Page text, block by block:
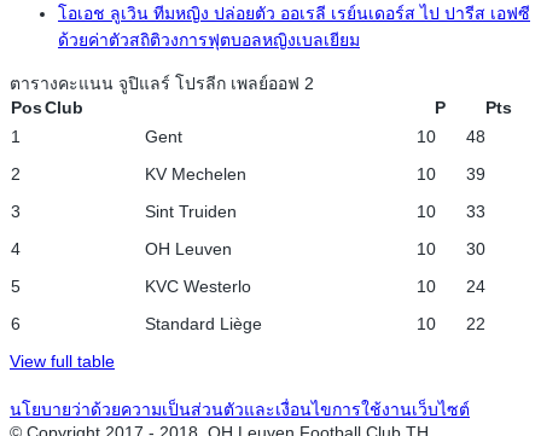
โอเอช ลูเวิน ทีมหญิง ปล่อยตัว ออเรลี เรย์นเดอร์ส ไป ปารีส เอฟซี
ด้วยค่าตัวสถิติวงการฟุตบอลหญิงเบลเยียม
ตารางคะแนน จูปิแลร์ โปรลีก เพลย์ออฟ 2
PosClub P
Pts
1
Gent 10
48
2
KV Mechelen 10
39
3
Sint Truiden 10
33
4
OH Leuven 10
30
5
KVC Westerlo 10
24
6
Standard Liège 10
22
View full table
นโยบายว่าด้วยความเป็นส่วนตัวและเงื่อนไขการใช้งานเว็บไซต์